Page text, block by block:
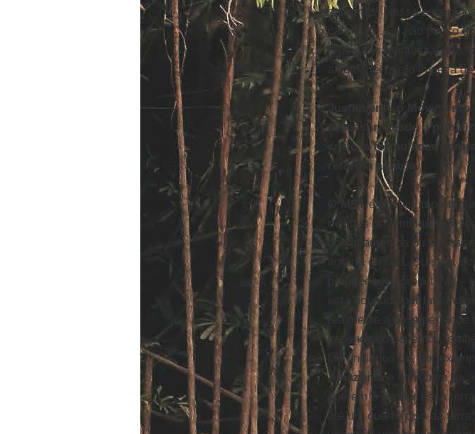
sairemos. Nossa
candidato. Eu não penso
repercussão mundial que
alguma lei que o impeça
Justamente o Movimento
assessor, desde o
críticas formuladas
reforma agrária.
MSTé o mais
milhões de famílias sem
acampamentos ou em
agrária de fato. Ou seja,
propriedades produtivas
está ocupada por
realmente a terra
depende do governo.
latifundiários ou, por
Amazônia e derrubam as
querem é vender essa
até um quarto piso da